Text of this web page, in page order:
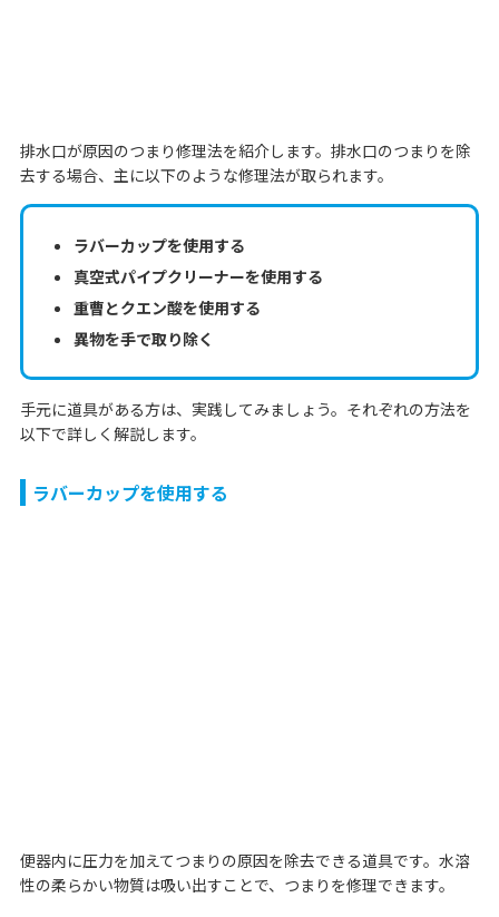
排水口が原因のつまり修理法を紹介します。排水口のつまりを除
去する場合、主に以下のような修理法が取られます。
ラバーカップを使用する
真空式パイプクリーナーを使用する
重曹とクエン酸を使用する
異物を手で取り除く
手元に道具がある方は、実践してみましょう。それぞれの方法を
以下で詳しく解説します。
ラバーカップを使用する
便器内に圧力を加えてつまりの原因を除去できる道具です。水溶
性の柔らかい物質は吸い出すことで、つまりを修理できます。